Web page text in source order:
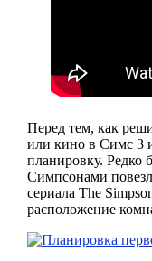
Перед тем, как
или кино в Симс 3
планировку. Редко
Симпсонами
сериала The
расположение